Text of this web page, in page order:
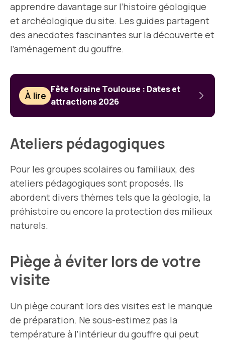
apprendre davantage sur l’histoire géologique
et archéologique du site. Les guides partagent
des anecdotes fascinantes sur la découverte et
l’aménagement du gouffre.
À lire
Fête foraine Toulouse : Dates et
attractions 2026
Ateliers pédagogiques
Pour les groupes scolaires ou familiaux, des
ateliers pédagogiques sont proposés. Ils
abordent divers thèmes tels que la géologie, la
préhistoire ou encore la protection des milieux
naturels.
Piège à éviter lors de votre
visite
Un piège courant lors des visites est le manque
de préparation. Ne sous-estimez pas la
température à l’intérieur du gouffre qui peut